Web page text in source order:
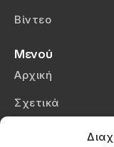
Βίντεο
Μενού
Αρχική
Σχετικά